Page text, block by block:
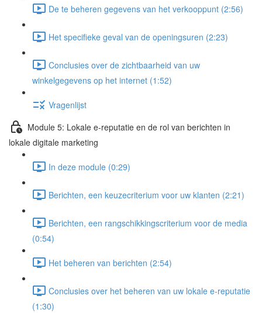
De te beheren gegevens van het verkooppunt (2:56)
Het specifieke geval van de openingsuren (2:23)
Conclusies over de zichtbaarheid van uw
winkelgegevens op het internet (1:52)
Vragenlijst
Module 5: Lokale e-reputatie en de rol van berichten in
lokale digitale marketing
In deze module (0:29)
Berichten, een keuzecriterium voor uw klanten (2:21)
Berichten, een rangschikkingscriterium voor de media
(0:54)
Het beheren van berichten (2:54)
Conclusies over het beheren van uw lokale e-reputatie
(1:30)